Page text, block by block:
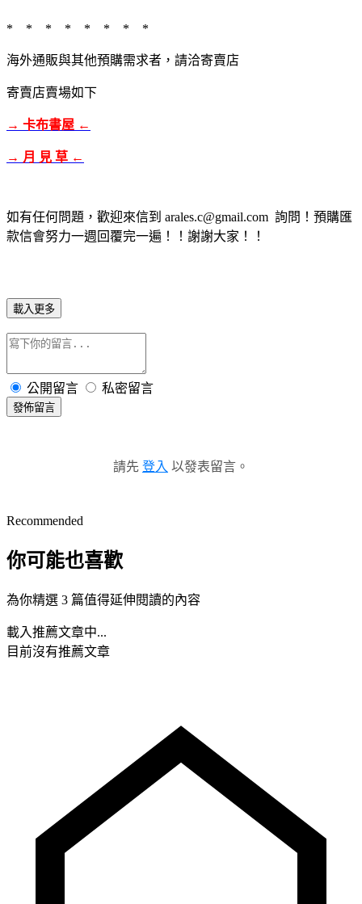
* * * * * * * *
海外通販與其他預購需求者，請洽寄賣店
寄賣店賣場如下
→ 卡布書屋 ←
→ 月 見 草 ←
如有任何問題，歡迎來信到 arales.c@gmail.com 詢問！預購匯
款信會努力一週回覆完一遍！！謝謝大家！！
載入更多
公開留言 私密留言
發佈留言
請先 登入 以發表留言。
Recommended
你可能也喜歡
為你精選 3 篇值得延伸閱讀的內容
載入推薦文章中...
目前沒有推薦文章